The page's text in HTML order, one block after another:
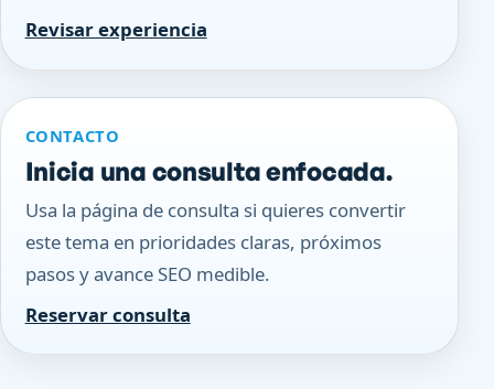
Revisar experiencia
CONTACTO
Inicia una consulta enfocada.
Usa la página de consulta si quieres convertir
este tema en prioridades claras, próximos
pasos y avance SEO medible.
Reservar consulta